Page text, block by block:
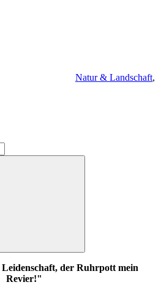
Natur & Landschaft,
der Ruhrpott mein
Revier!"